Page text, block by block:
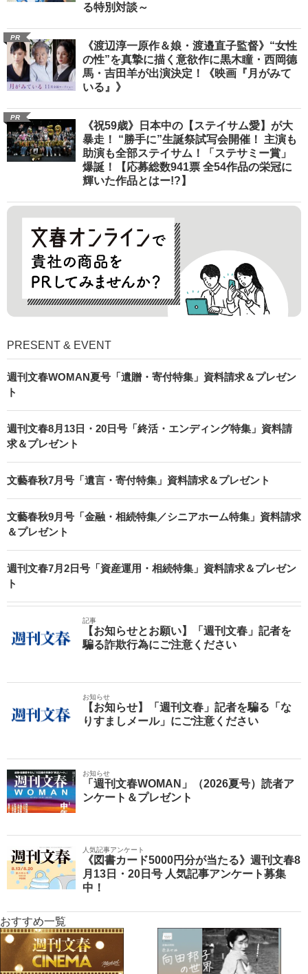
る特別対談～
PR
《渡辺淳一原作＆娘・渡邉直子監督》“女性
の性”を真摯に描く意欲作に黒木瞳・西岡德
馬・吉田羊が出演決定！《映画『月がみて
いる』》
PR
《祝59歳》日本中の【ステイサム愛】が大
暴走！ “勝手に”生誕祭試写会開催！ 主演も
助演も全部ステイサム！「ステサミー賞」
爆誕！【応募総数941票 全54作品の栄冠に
輝いた作品とはー!?】
PRESENT & EVENT
週刊文春WOMAN夏号「遺贈・寄付特集」資料請求＆プレゼン
ト
週刊文春8月13日・20日号「終活・エンディング特集」資料請
求＆プレゼント
文藝春秋7月号「遺言・寄付特集」資料請求＆プレゼント
文藝春秋9月号「金融・相続特集／シニアホーム特集」資料請求
＆プレゼント
週刊文春7月2日号「資産運用・相続特集」資料請求＆プレゼン
ト
記事
【お知らせとお願い】「週刊文春」記者を
騙る詐欺行為にご注意ください
お知らせ
【お知らせ】「週刊文春」記者を騙る「な
りすましメール」にご注意ください
お知らせ
「週刊文春WOMAN」（2026夏号）読者ア
ンケート＆プレゼント
人気記事アンケート
《図書カード5000円分が当たる》週刊文春8
月13日・20日号 人気記事アンケート募集
中！
おすすめ一覧